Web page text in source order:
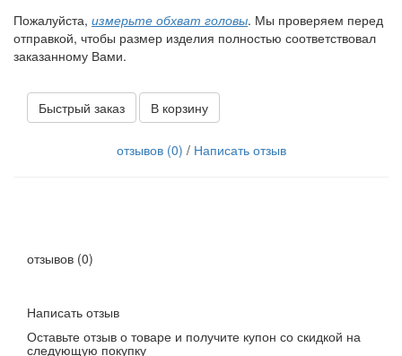
Пожалуйста, измерьте обхват головы. Мы проверяем перед
отправкой, чтобы размер изделия полностью соответствовал
заказанному Вами.
Быстрый заказ В корзину
отзывов (0) / Написать отзыв
отзывов (0)
Написать отзыв
Оставьте отзыв о товаре и получите купон со скидкой на
следующую покупку